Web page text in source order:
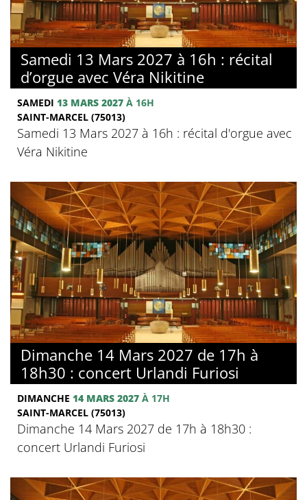
Samedi 13 Mars 2027 à 16h : récital
d’orgue avec Véra Nikitine
SAMEDI 13 MARS 2027 À 16H
SAINT-MARCEL (75013)
Samedi 13 Mars 2027 à 16h : récital d'orgue avec
Véra Nikitine
Dimanche 14 Mars 2027 de 17h à
18h30 : concert Urlandi Furiosi
DIMANCHE 14 MARS 2027 À 17H
SAINT-MARCEL (75013)
Dimanche 14 Mars 2027 de 17h à 18h30 :
concert Urlandi Furiosi